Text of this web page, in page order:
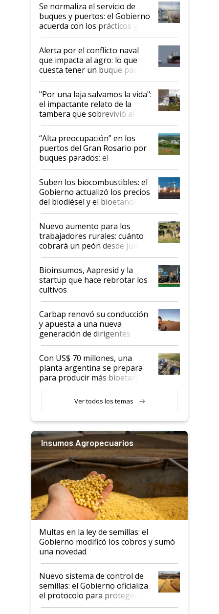
Se normaliza el servicio de
buques y puertos: el Gobierno
acuerda con los prácticos y
suspende el decreto de
desregulación
Alerta por el conflicto naval
que impacta al agro: lo que
cuesta tener un buque parado
y el peligro de que Argentina
pase a ser "país sucio"
"Por una laja salvamos la vida":
el impactante relato de la
tambera que sobrevivió al
tornado
“Alta preocupación” en los
puertos del Gran Rosario por
buques parados: el
funcionamiento de las
exportadoras en tensión tras
la medida de fuerza de los
prácticos
Suben los biocombustibles: el
Gobierno actualizó los precios
del biodiésel y el bioetanol
Nuevo aumento para los
trabajadores rurales: cuánto
cobrará un peón desde julio
Bioinsumos, Aapresid y la
startup que hace rebrotar los
cultivos
Carbap renovó su conducción
y apuesta a una nueva
generación de dirigentes
rurales
Con US$ 70 millones, una
planta argentina se prepara
para producir más bioetanol
Ver todos los temas
Insumos Agropecuarios
Multas en la ley de semillas: el
Gobierno modificó los cobros y sumó
una novedad
Nuevo sistema de control de
semillas: el Gobierno oficializa
el protocolo para proteger la
propiedad intelectual